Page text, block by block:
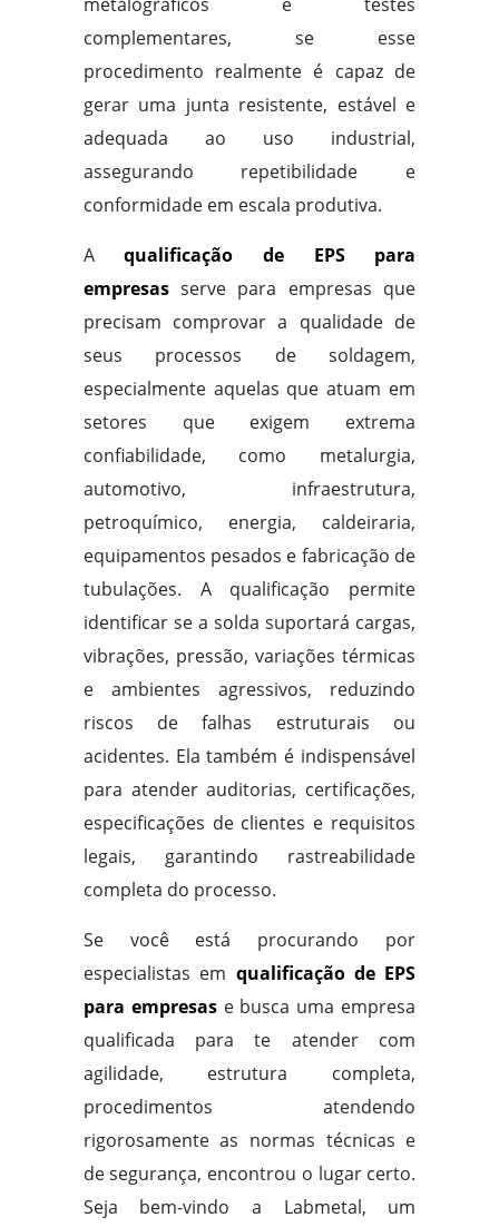
complementares, se esse
procedimento realmente é capaz de
gerar uma junta resistente, estável e
adequada ao uso industrial,
assegurando repetibilidade e
conformidade em escala produtiva.
Aqualificação de EPS para
empresasserve para empresas que
precisam comprovar a qualidade de
seus processos de soldagem,
especialmente aquelas que atuam em
setores que exigem extrema
confiabilidade, como metalurgia,
automotivo, infraestrutura,
petroquímico, energia, caldeiraria,
equipamentos pesados e fabricação de
tubulações. A qualificação permite
identificar se a solda suportará cargas,
vibrações, pressão, variações térmicas
e ambientes agressivos, reduzindo
riscos de falhas estruturais ou
acidentes. Ela também é indispensável
para atender auditorias, certificações,
especificações de clientes e requisitos
legais, garantindo rastreabilidade
completa do processo.
Se você está procurando por
especialistas em qualificação de EPS
para empresas e busca uma empresa
qualificada para te atender com
agilidade, estrutura completa,
procedimentos atendendo
rigorosamente as normas técnicas e
de segurança, encontrou o lugar certo.
Seja bem-vindo a Labmetal, um